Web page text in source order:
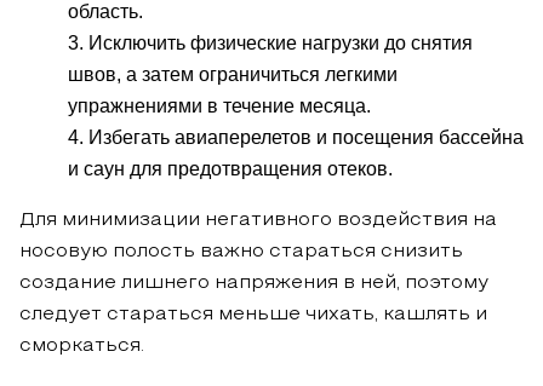
область.
Исключить физические нагрузки до снятия
швов, а затем ограничиться легкими
упражнениями в течение месяца.
Избегать авиаперелетов и посещения бассейна
и саун для предотвращения отеков.
Для минимизации негативного воздействия на
носовую полость важно стараться снизить
создание лишнего напряжения в ней, поэтому
следует стараться меньше чихать, кашлять и
сморкаться.